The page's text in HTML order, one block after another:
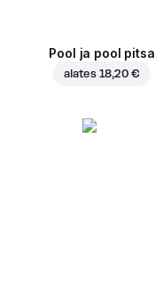
Pool ja pool pitsa
alates 18,20 €